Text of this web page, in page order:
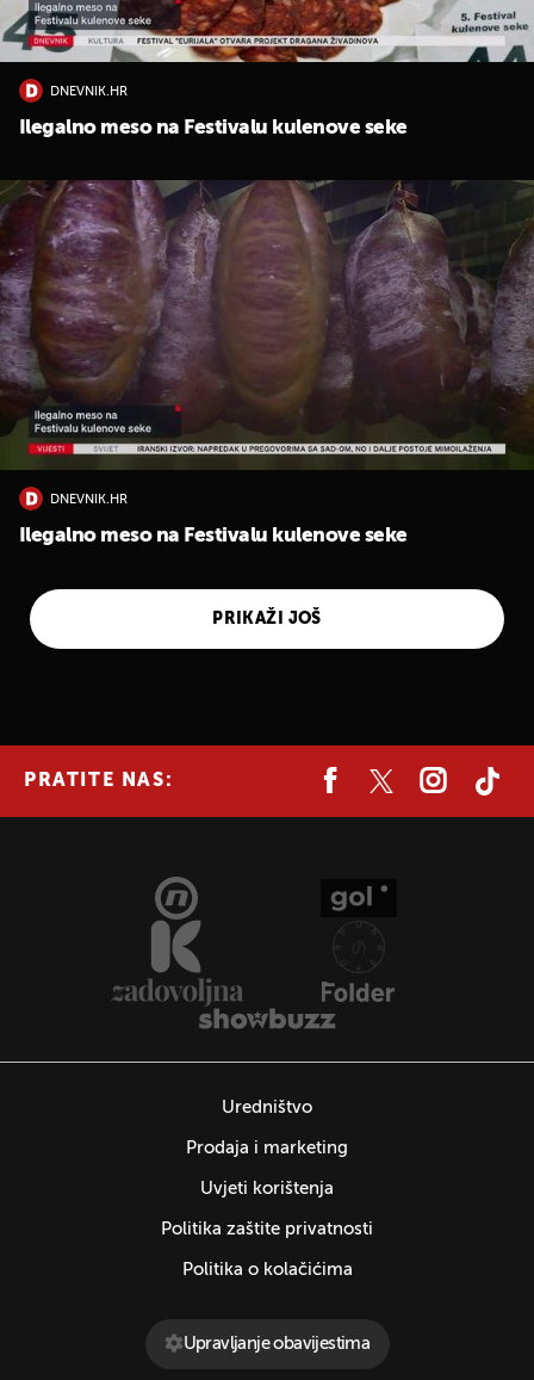
DNEVNIK.HR
Ilegalno meso na Festivalu kulenove seke
DNEVNIK.HR
Ilegalno meso na Festivalu kulenove seke
PRIKAŽI JOŠ
PRATITE NAS:
Uredništvo
Prodaja i marketing
Uvjeti korištenja
Politika zaštite privatnosti
Politika o kolačićima
Upravljanje obavijestima
UKLJUČITE NOTIFIKACIJE